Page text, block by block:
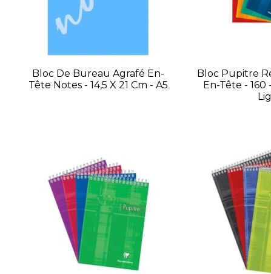
Bloc De Bureau Agrafé En-
Tête Notes - 14,5 X 21 Cm - A5
Bloc Pupitre
En-Tête - 160